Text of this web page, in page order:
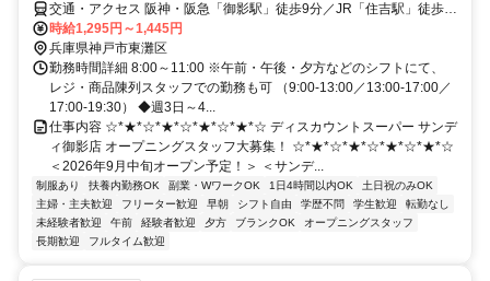
交通・アクセス 阪神・阪急「御影駅」徒歩9分／JR「住吉駅」徒歩
10分/自転車通勤可
時給1,295円～1,445円
兵庫県神戸市東灘区
勤務時間詳細 8:00～11:00 ※午前・午後・夕方などのシフトにて、
レジ・商品陳列スタッフでの勤務も可 （9:00-13:00／13:00-17:00／
17:00-19:30） ◆週3日～4...
仕事内容 ☆*★*☆*★*☆*★*☆*★*☆ ディスカウントスーパー サンデ
ィ御影店 オープニングスタッフ大募集！ ☆*★*☆*★*☆*★*☆*★*☆
＜2026年9月中旬オープン予定！＞ ＜サンデ...
制服あり 扶養内勤務OK 副業・WワークOK 1日4時間以内OK
土日祝のみOK
主婦・主夫歓迎
フリーター歓迎 早朝 シフト自由 学歴不問 学生歓迎
転勤なし
未経験者歓迎
午前 経験者歓迎 夕方 ブランクOK
オープニングスタッフ
長期歓迎
フルタイム歓迎